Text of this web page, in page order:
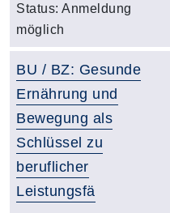
Status: Anmeldung
möglich
BU / BZ: Gesunde
Ernährung und
Bewegung als
Schlüssel zu
beruflicher
Leistungsfä